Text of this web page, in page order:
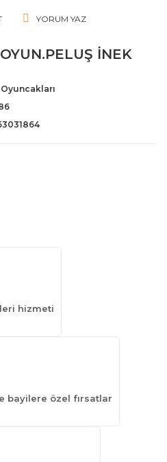
YORUM YAZ
İNEK
hizmeti
bayilere özel fırsatlar